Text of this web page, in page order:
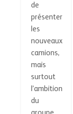
de
présenter
les
nouveaux
camions,
mais
surtout
l’ambition
du
groupe